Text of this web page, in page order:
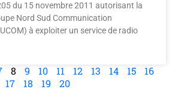
du 15 novembre 2011 autorisant la
Nord Sud Communication
à exploiter un service de radio
8 9 10 11 12 13 14 15
16
17
18 19 20